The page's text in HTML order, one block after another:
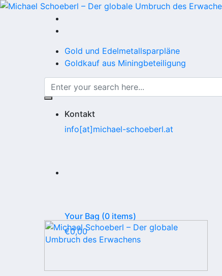
Gold und Edelmetallsparpläne
Goldkauf aus Miningbeteiligung
Kontakt
info[at]michael-schoeberl.at
Your Bag (0 items)
€0,00